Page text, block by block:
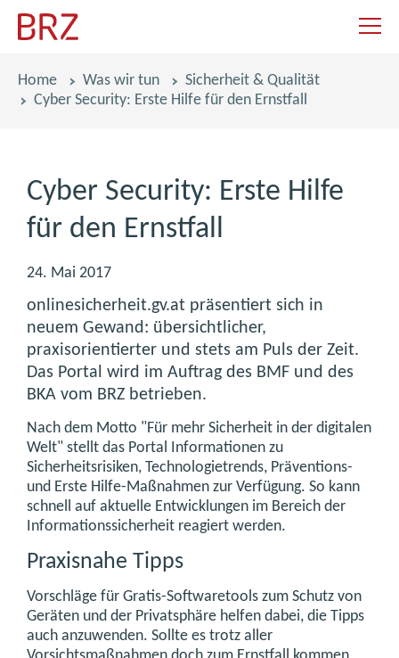
Pfadnavigation
Home Was wir tun
Sicherheit & Qualität
Cyber Security: Erste Hilfe für den Ernstfall
Cyber Security: Erste Hilfe
für den Ernstfall
24. Mai 2017
onlinesicherheit.gv.at präsentiert sich in
neuem Gewand: übersichtlicher,
praxisorientierter und stets am Puls der Zeit.
Das Portal wird im Auftrag des BMF und des
BKA vom BRZ betrieben.
Nach dem Motto "Für mehr Sicherheit in der digitalen
Welt" stellt das Portal Informationen zu
Sicherheitsrisiken, Technologietrends, Präventions-
und Erste Hilfe-Maßnahmen zur Verfügung. So kann
schnell auf aktuelle Entwicklungen im Bereich der
Informationssicherheit reagiert werden.
Praxisnahe Tipps
Vorschläge für Gratis-Softwaretools zum Schutz von
Geräten und der Privatsphäre helfen dabei, die Tipps
auch anzuwenden. Sollte es trotz aller